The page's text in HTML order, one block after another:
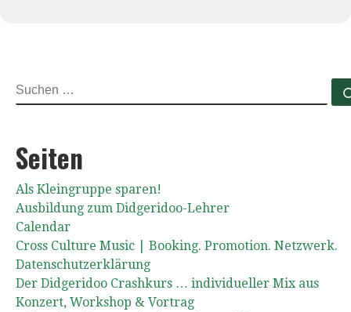
SUCHE
Seiten
Als Kleingruppe sparen!
Ausbildung zum Didgeridoo-Lehrer
Calendar
Cross Culture Music | Booking. Promotion. Netzwerk.
Datenschutzerklärung
Der Didgeridoo Crashkurs … individueller Mix aus
Konzert, Workshop & Vortrag